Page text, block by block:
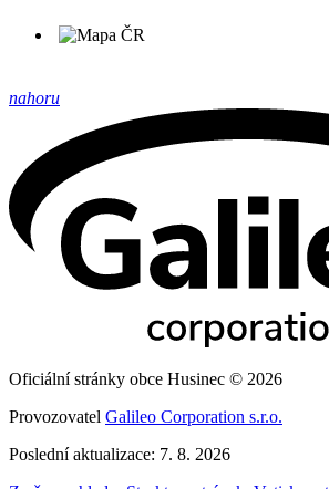
nahoru
Oficiální stránky obce Husinec © 2026
Provozovatel Galileo Corporation s.r.o.
Poslední aktualizace: 7. 8. 2026